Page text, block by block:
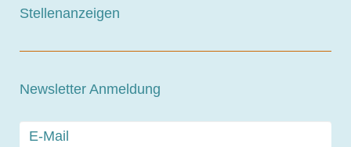
Stellenanzeigen
Newsletter Anmeldung